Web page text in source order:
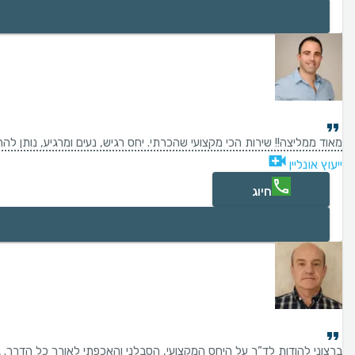
מאוד ממליצה!! שירות הכי מקצועי שהכרתי. יחס רגיש, נעים ומרגיע, נותן
ייעוץ אונליין
חיוג
ברצוני להודות לד”ר על היחס המקצועי, הסבלני והאכפתי לאורך כל הדרך.